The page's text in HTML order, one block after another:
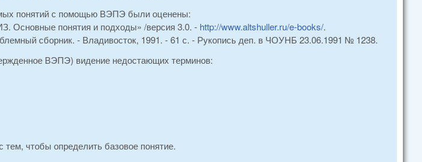
понятий с помощью ВЭПЭ были оценены:
Основные понятия и подходы» /версия 3.0. - http://www.altshuller.ru/e-books/.
сборник. - Владивосток, 1991. - 61 с. - Рукопись деп. в ЧОУНБ 23.06.1991 № 1238.
ВЭПЭ) видение недостающих терминов:
чтобы определить базовое понятие.